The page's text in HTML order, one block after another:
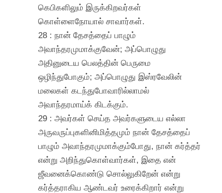
கெபிகளிலும் இருக்கிறவர்கள்
கொள்ளைநோயால் சாவார்கள்.
28 : நான் தேசத்தைப் பாழும்
அவாந்தரமுமாக்குவேன்; அப்பொழுது
அதினுடைய பெலத்தின் பெருமை
ஒழிந்துபோகும்; அப்பொழுது இஸ்ரவேலின்
மலைகள் கடந்துபோவாரில்லாமல்
அவாந்தரமாய்க் கிடக்கும்.
29 : அவர்கள் செய்த அவர்களுடைய எல்லா
அருவருப்புகளினிமித்தமும் நான் தேசத்தைப்
பாழும் அவாந்தரமுமாக்கும்போது, நான் கர்த்தர்
என்று அறிந்துகொள்வார்கள், இதை என்
ஜீவனைக்கொண்டு சொல்லுகிறேன் என்று
கர்த்தராகிய ஆண்டவர் உரைக்கிறார் என்று